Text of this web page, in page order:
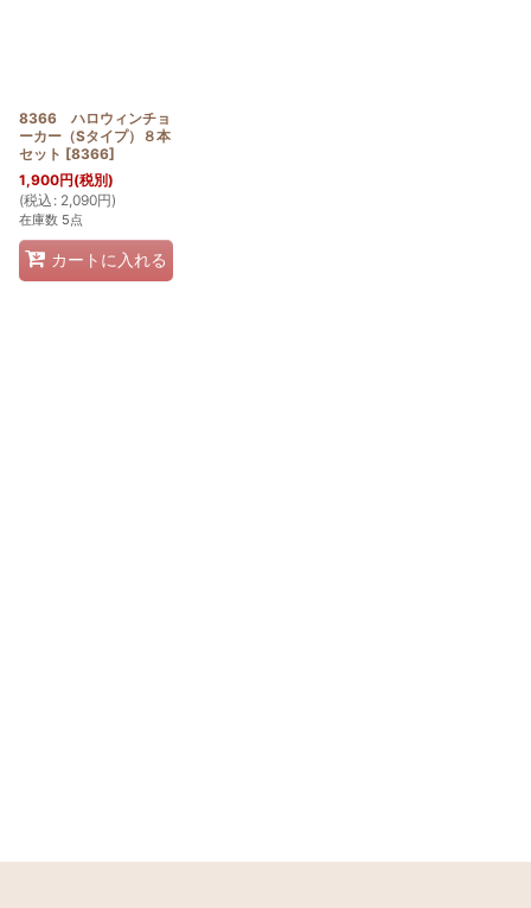
8366 ハロウィンチョ
ーカー（Sタイプ）８本
セット [8366]
1,900円(税別)
(税込 : 2,090円)
在庫数 5点
カートに入れる